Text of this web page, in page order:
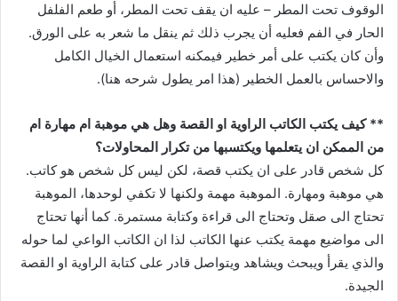
الوقوف تحت المطر – عليه ان يقف تحت المطر، أو طعم الفلفل
الحار في الفم فعليه أن يجرب ذلك ثم ينقل ما شعر به على الورق.
وأن كان يكتب على أمر خطير فيمكنه استعمال الخيال الكامل
والاحساس بالعمل الخطير (هذا امر يطول شرحه هنا).
** كيف يكتب الكاتب الراوية او القصة وهل هي موهبة ام مهارة ام
من الممكن ان يتعلمها ويكتسبها من تكرار المحاولات؟
كل شخص قادر على ان يكتب قصة، لكن ليس كل شخص هو كاتب.
هي موهبة ومهارة. الموهبة مهمة ولكنها لا تكفي لوحدها، الموهبة
تحتاج الى صقل وتحتاج الى قراءة وكتابة مستمرة. كما أنها تحتاج
الى مواضيع مهمة يكتب عنها الكاتب لذا ان الكاتب الواعي لما حوله
والذي يقرأ ويبحث ويشاهد ويتواصل قادر على كتابة الراوية او القصة
الجيدة.